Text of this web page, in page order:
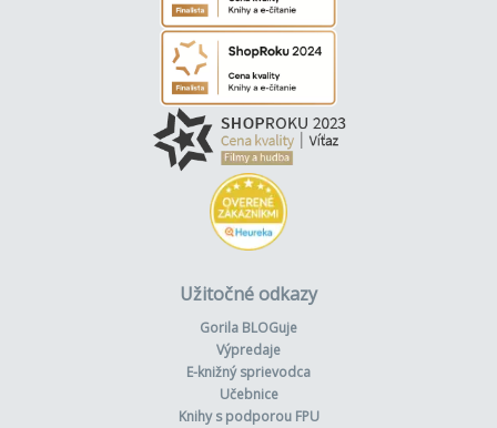
Užitočné odkazy
Gorila BLOGuje
Výpredaje
E-knižný sprievodca
Učebnice
Knihy s podporou FPU